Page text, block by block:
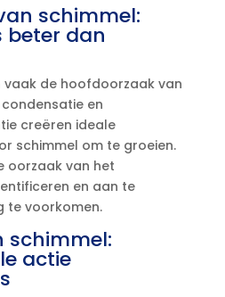
schimmel:
beter dan
de hoofdoorzaak van
condensatie en
creëren ideale
schimmel om te groeien.​
oorzaak van het
en aan te
te voorkomen.​
schimmel:
actie